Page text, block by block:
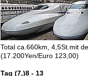
Total ca.660km, 4,5St.mit
(17.200Yen/Euro 123,00)
Tag (7,)8 - 13